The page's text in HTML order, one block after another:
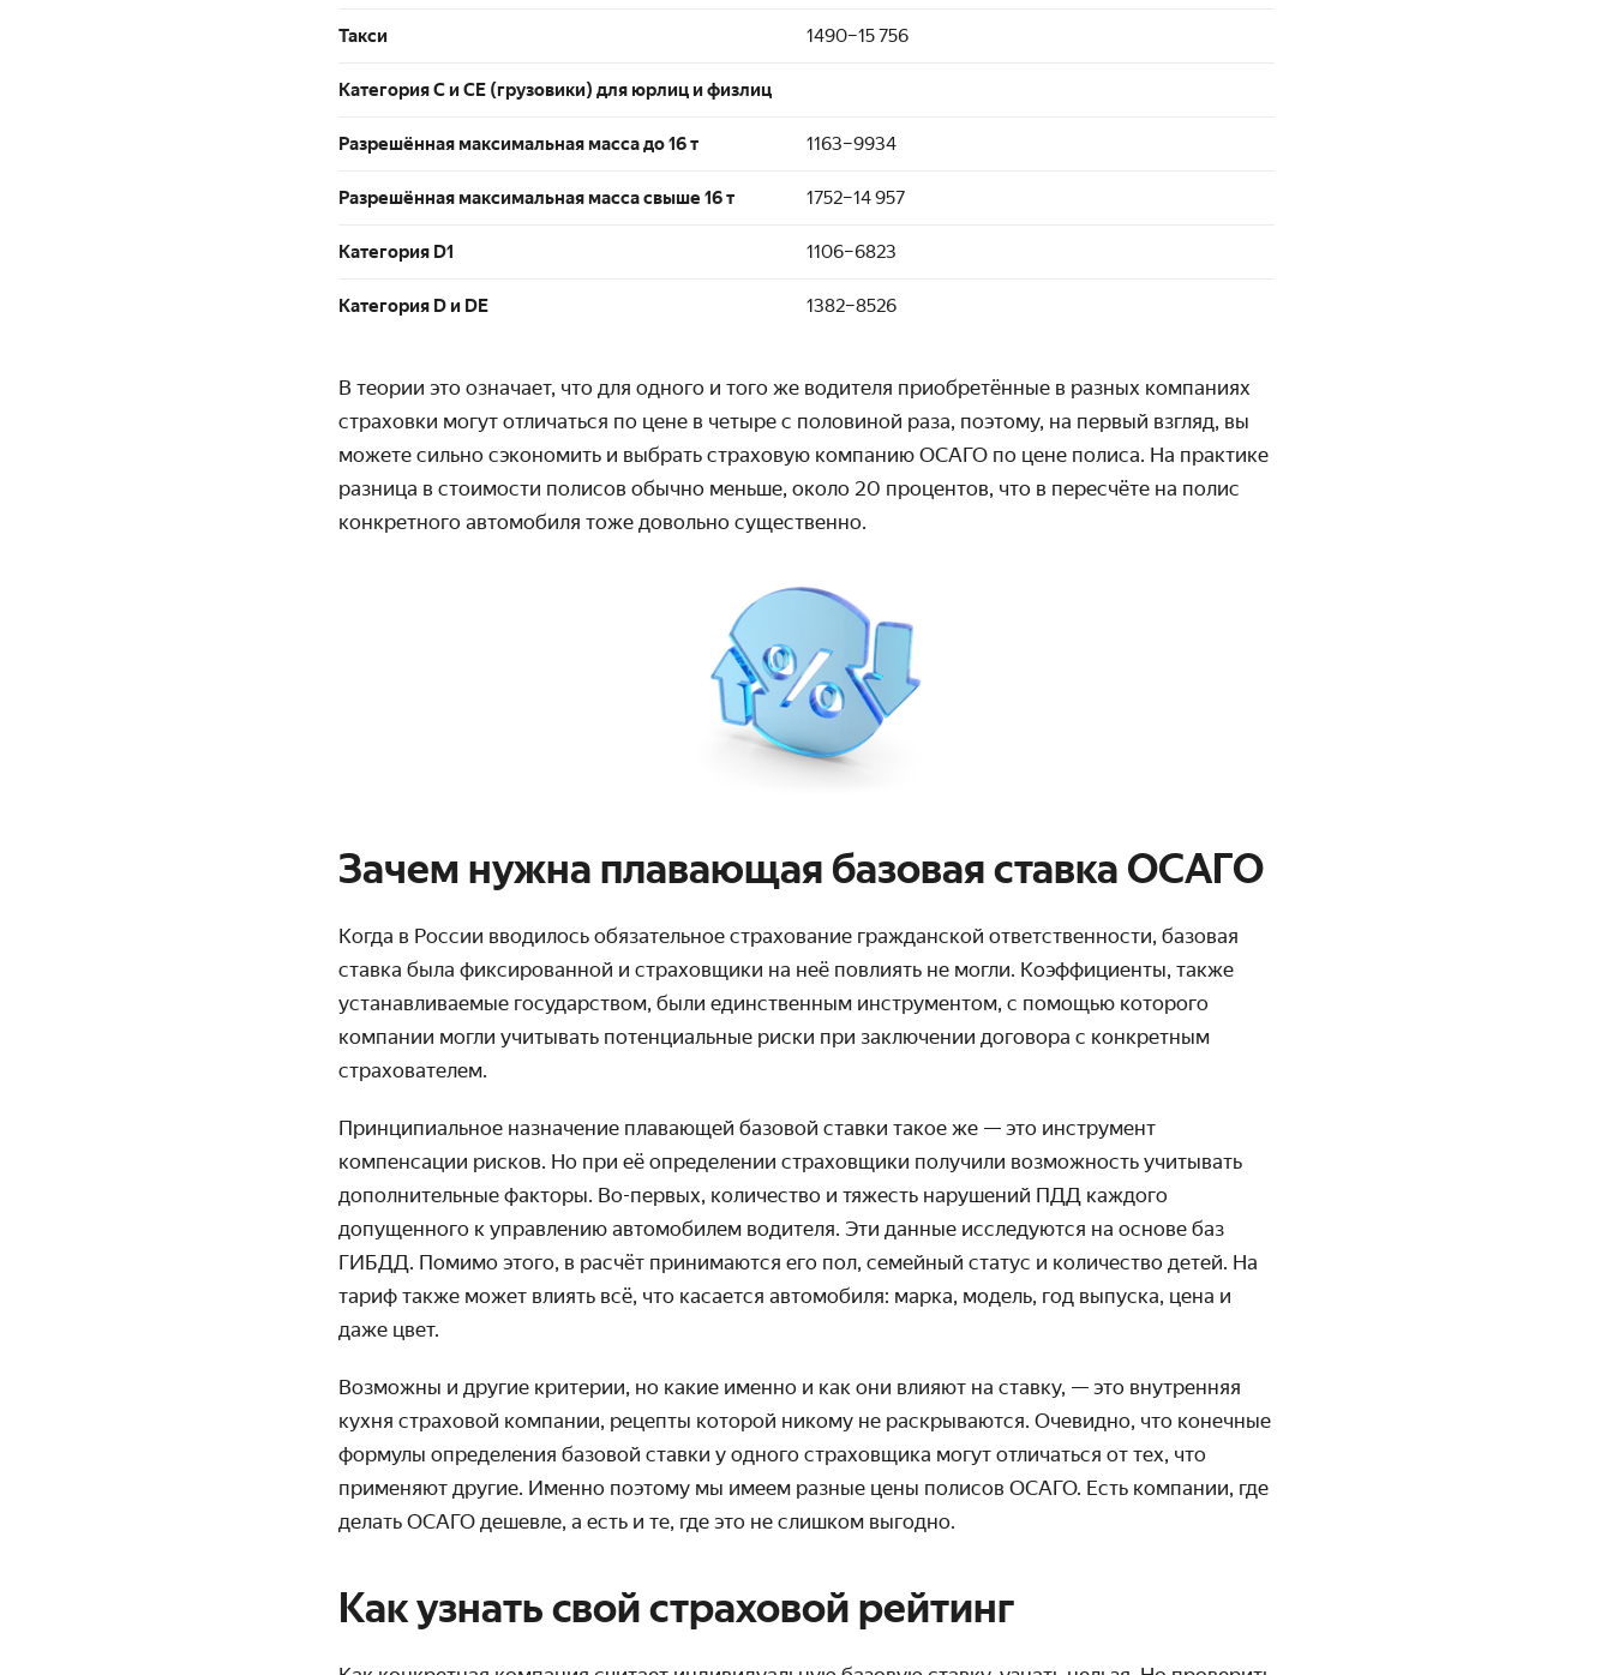
Такси 1490–15 756
Категория С и СЕ (грузовики) для юрлиц и физлиц
Разрешённая максимальная масса до 16 т 1163–9934
Разрешённая максимальная масса свыше 16 т 1752–14 957
Категория D1 1106–6823
Категория D и DE 1382–8526
В теории это означает, что для одного и того же водителя приобретённые в разных компаниях
страховки могут отличаться по цене в четыре с половиной раза, поэтому, на первый взгляд, вы
можете сильно сэкономить и выбрать страховую компанию ОСАГО по цене полиса. На практике
разница в стоимости полисов обычно меньше, около 20 процентов, что в пересчёте на полис
конкретного автомобиля тоже довольно существенно.
Зачем нужна плавающая базовая ставка ОСАГО
Когда в России вводилось обязательное страхование гражданской ответственности, базовая
ставка была фиксированной и страховщики на неё повлиять не могли. Коэффициенты, также
устанавливаемые государством, были единственным инструментом, с помощью которого
компании могли учитывать потенциальные риски при заключении договора с конкретным
страхователем.
Принципиальное назначение плавающей базовой ставки такое же — это инструмент
компенсации рисков. Но при её определении страховщики получили возможность учитывать
дополнительные факторы. Во-первых, количество и тяжесть нарушений ПДД каждого
допущенного к управлению автомобилем водителя. Эти данные исследуются на основе баз
ГИБДД. Помимо этого, в расчёт принимаются его пол, семейный статус и количество детей. На
тариф также может влиять всё, что касается автомобиля: марка, модель, год выпуска, цена и
даже цвет.
Возможны и другие критерии, но какие именно и как они влияют на ставку, — это внутренняя
кухня страховой компании, рецепты которой никому не раскрываются. Очевидно, что конечные
формулы определения базовой ставки у одного страховщика могут отличаться от тех, что
применяют другие. Именно поэтому мы имеем разные цены полисов ОСАГО. Есть компании, где
делать ОСАГО дешевле, а есть и те, где это не слишком выгодно.
Как узнать свой страховой рейтинг